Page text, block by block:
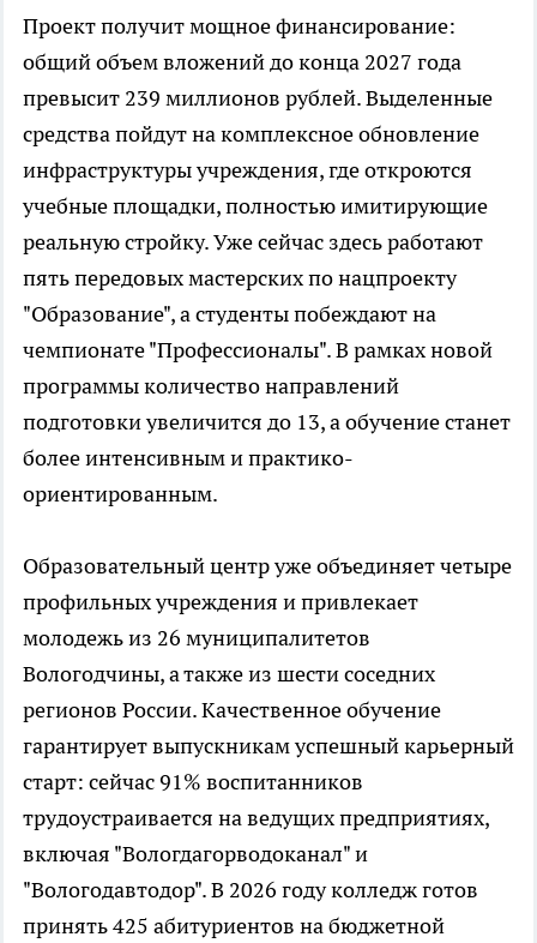
Проект получит мощное финансирование:
общий объем вложений до конца 2027 года
превысит 239 миллионов рублей. Выделенные
средства пойдут на комплексное обновление
инфраструктуры учреждения, где откроются
учебные площадки, полностью имитирующие
реальную стройку. Уже сейчас здесь работают
пять передовых мастерских по нацпроекту
"Образование", а студенты побеждают на
чемпионате "Профессионалы". В рамках новой
программы количество направлений
подготовки увеличится до 13, а обучение станет
более интенсивным и практико-
ориентированным.
Образовательный центр уже объединяет четыре
профильных учреждения и привлекает
молодежь из 26 муниципалитетов
Вологодчины, а также из шести соседних
регионов России. Качественное обучение
гарантирует выпускникам успешный карьерный
старт: сейчас 91% воспитанников
трудоустраивается на ведущих предприятиях,
включая "Вологдагорводоканал" и
"Вологодавтодор". В 2026 году колледж готов
принять 425 абитуриентов на бюджетной